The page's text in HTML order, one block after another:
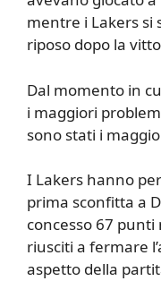
mentre i Lakers si
riposo dopo la
Dal momento in
i maggiori
sono stati i
I Lakers hanno
prima sconfitta a
concesso 67
riusciti a fermare
aspetto della